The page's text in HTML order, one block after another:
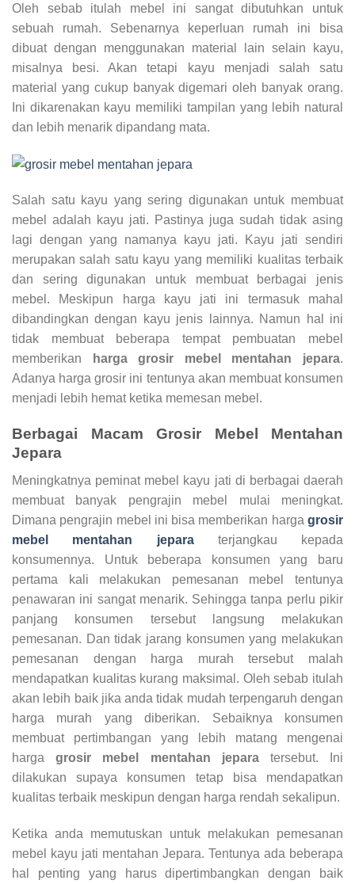
Oleh sebab itulah mebel ini sangat dibutuhkan untuk
sebuah rumah. Sebenarnya keperluan rumah ini bisa
dibuat dengan menggunakan material lain selain kayu,
misalnya besi. Akan tetapi kayu menjadi salah satu
material yang cukup banyak digemari oleh banyak orang.
Ini dikarenakan kayu memiliki tampilan yang lebih natural
dan lebih menarik dipandang mata.
Salah satu kayu yang sering digunakan untuk membuat
mebel adalah kayu jati. Pastinya juga sudah tidak asing
lagi dengan yang namanya kayu jati. Kayu jati sendiri
merupakan salah satu kayu yang memiliki kualitas terbaik
dan sering digunakan untuk membuat berbagai jenis
mebel. Meskipun harga kayu jati ini termasuk mahal
dibandingkan dengan kayu jenis lainnya. Namun hal ini
tidak membuat beberapa tempat pembuatan mebel
memberikan
harga grosir mebel mentahan jepara.
Adanya harga grosir ini tentunya akan membuat konsumen
menjadi lebih hemat ketika memesan mebel.
Berbagai Macam Grosir Mebel Mentahan
Jepara
Meningkatnya peminat mebel kayu jati di berbagai daerah
membuat banyak pengrajin mebel mulai meningkat.
Dimana pengrajin mebel ini bisa memberikan harga grosir
mebel mentahan
jeparaterjangkau kepada
konsumennya. Untuk beberapa konsumen yang baru
pertama kali melakukan pemesanan mebel tentunya
penawaran ini sangat menarik. Sehingga tanpa perlu pikir
panjang konsumen tersebut langsung melakukan
pemesanan. Dan tidak jarang konsumen yang melakukan
pemesanan dengan harga murah tersebut malah
mendapatkan kualitas kurang maksimal. Oleh sebab itulah
akan lebih baik jika anda tidak mudah terpengaruh dengan
harga murah yang diberikan. Sebaiknya konsumen
membuat pertimbangan yang lebih matang mengenai
hargagrosir mebel mentahan jeparatersebut. Ini
dilakukan supaya konsumen tetap bisa mendapatkan
kualitas terbaik meskipun dengan harga rendah sekalipun.
Ketika anda memutuskan untuk melakukan pemesanan
mebel kayu jati mentahan Jepara. Tentunya ada beberapa
hal penting yang harus dipertimbangkan dengan baik